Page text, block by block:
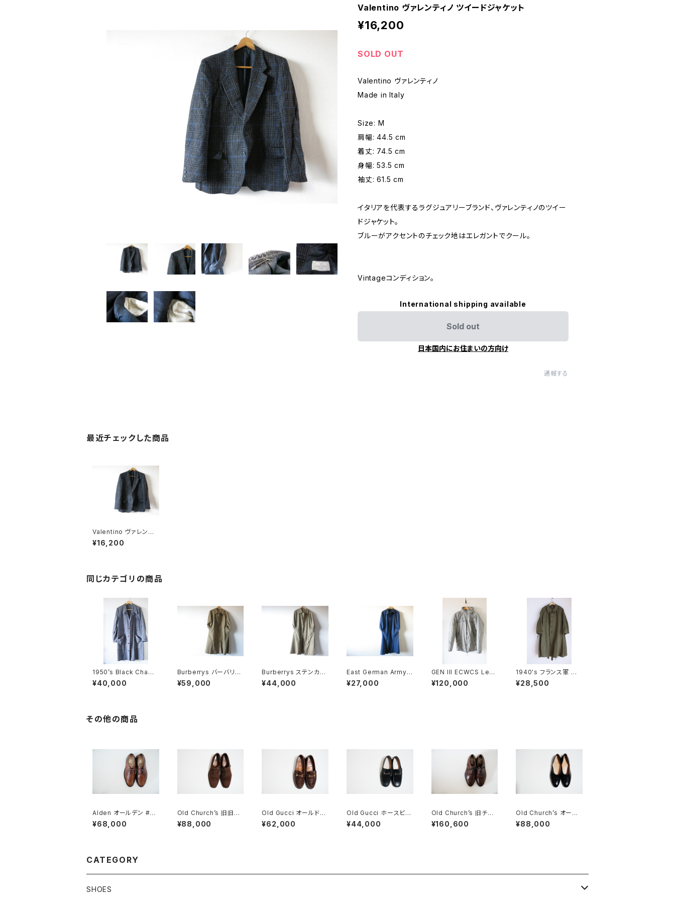
Valentino ヴァレンティノ ツイードジャケット
¥16,200
SOLD OUT
Valentino ヴァレンティノ
Made in Italy
Size: M
肩幅: 44.5 cm
着丈: 74.5 cm
身幅: 53.5 cm
袖丈: 61.5 cm
イタリアを代表するラグジュアリーブランド、ヴァレンティノのツイー
ドジャケット。
ブルーがアクセントのチェック地はエレガントでクール。
Vintageコンディション。
International shipping available
Sold out
日本国内にお住まいの方向け
通報する
最近チェックした商品
Valentino ヴァレンテ
ィノ ツイードジャケット
¥16,200
同じカテゴリの商品
1950’s Black Chamb
ray Coat ブラックシャ
ンブレーコート 36
¥40,000
Burberrys バーバリー
ステンカラーコート 38
Cotton100%
¥59,000
Burberrys ステンカラ
ーコート 36
¥44,000
East German Army
ゴム引きコート
¥27,000
GEN III ECWCS Leve
l7 Parka XS DEADS
TOCK
¥120,000
1940's フランス軍 モ
ーターサイクルコート D
EADSTOCK
¥28,500
その他の商品
Alden オールデン #96
5 Vチップ 9D
¥68,000
Old Church’s 旧旧チ
ャーチ 二都市 Buck 8
5D
¥88,000
Old Gucci オールドグ
ッチ ホースビットローフ
ァー 8.5D DB ラバー
¥62,000
Old Gucci ホースビッ
トローファー 34C BK
¥44,000
Old Church’s 旧チャ
ーチ 三都市 HICKSTE
AD 65G DEADSTOC
¥160,600
Old Church’s オール
ドチャーチ ドクターシュ
ーズ 9.5F
¥88,000
CATEGORY
SHOES